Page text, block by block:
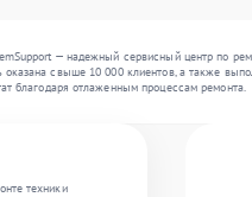
— надежный сервисный центр по
свыше 10 000 клиентов, а также
благодаря отлаженным процессам ремонта.
техники